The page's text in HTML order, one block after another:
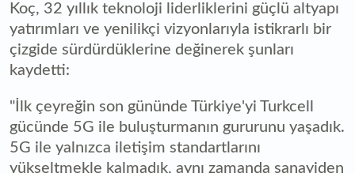
Koç, 32 yıllık teknoloji liderliklerini güçlü altyapı
yatırımları ve yenilikçi vizyonlarıyla istikrarlı bir
çizgide sürdürdüklerine değinerek şunları
kaydetti:
"İlk çeyreğin son gününde Türkiye'yi Turkcell
gücünde 5G ile buluşturmanın gururunu yaşadık.
5G ile yalnızca iletişim standartlarını
yükseltmekle kalmadık, aynı zamanda sanayiden